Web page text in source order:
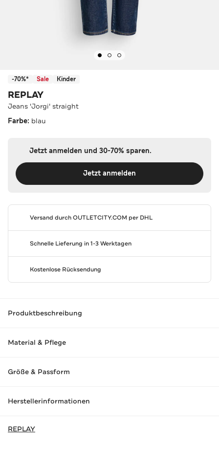
-70%* Sale Kinder
REPLAY
Jeans 'Jorgi' straight
Farbe: blau
Jetzt anmelden und 30-70% sparen.
Jetzt anmelden
Versand durchOUTLETCITY.COM per DHL
Schnelle Lieferung in 1-3 Werktagen
Kostenlose Rücksendung
Produktbeschreibung
Material & Pflege
Größe & Passform
Herstellerinformationen
REPLAY